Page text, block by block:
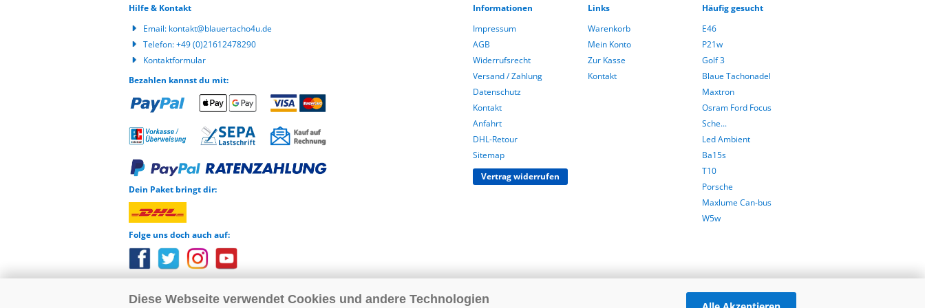
Diese Webseite verwendet Cookies und andere Technologien
Hilfe & Kontakt
Email: kontakt@blauertacho4u.de
Telefon:+49 (0)21612478290
Kontaktformular
Bezahlen kannst du mit:
Dein Paket bringt dir:
Folge uns doch auch auf:
Informationen
Impressum
AGB
Widerrufsrecht
Versand / Zahlung
Datenschutz
Kontakt
Anfahrt
DHL-Retour
Sitemap
Vertrag widerrufen
Links
Warenkorb
Mein Konto
Zur Kasse
Kontakt
Häufig gesucht
E46
P21w
Golf 3
Blaue Tachonadel
Maxtron
Osram Ford Focus
Sche...
Led Ambient
Ba15s
T10
Porsche
Maxlume Can-bus
W5w